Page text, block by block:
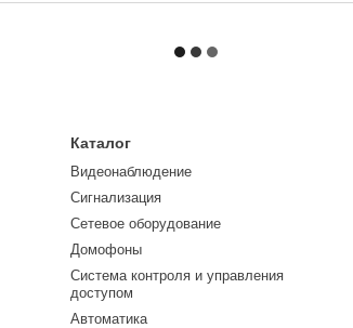
Каталог
Видеонаблюдение
Сигнализация
Сетевое оборудование
Домофоны
Система контроля и управления
доступом
Автоматика